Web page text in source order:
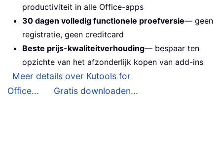
productiviteit in alle Office-apps
30 dagen volledig functionele proefversie— geen
registratie, geen creditcard
Beste prijs-kwaliteitverhouding— bespaar ten
opzichte van het afzonderlijk kopen van add-ins
Meer details over Kutools for
Office...
Gratis downloaden...